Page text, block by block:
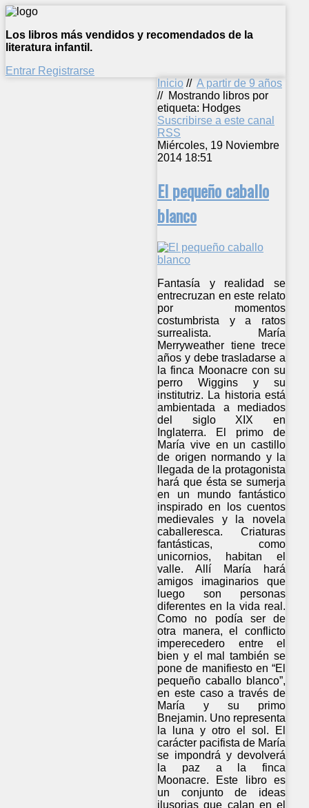
Los libros más vendidos y recomendados de la
literatura infantil.
Entrar Registrarse
Inicio // A partir de 9 años
// Mostrando libros por
etiqueta: Hodges
Suscribirse a este canal
RSS
Miércoles, 19 Noviembre
2014 18:51
El pequeño caballo
blanco
Fantasía y realidad se
entrecruzan en este relato
por momentos
costumbrista y a ratos
surrealista. María
Merryweather tiene trece
años y debe trasladarse a
la finca Moonacre con su
perro Wiggins y su
institutriz. La historia está
ambientada a mediados
del siglo XIX en
Inglaterra. El primo de
María vive en un castillo
de origen normando y la
llegada de la protagonista
hará que ésta se sumerja
en un mundo fantástico
inspirado en los cuentos
medievales y la novela
caballeresca. Criaturas
fantásticas, como
unicornios, habitan el
valle. Allí María hará
amigos imaginarios que
luego son personas
diferentes en la vida real.
Como no podía ser de
otra manera, el conflicto
imperecedero entre el
bien y el mal también se
pone de manifiesto en “El
pequeño caballo blanco”,
en este caso a través de
María y su primo
Bnejamin. Uno representa
la luna y otro el sol. El
carácter pacifista de María
se impondrá y devolverá
la paz a la finca
Moonacre. Este libro es
un conjunto de ideas
ilusorias que calan en el